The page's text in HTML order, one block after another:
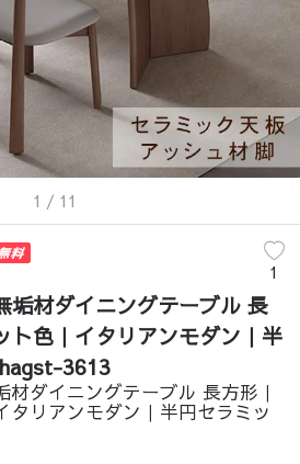
1 / 11
1
垢材ダイニングテーブル 長
ト色｜イタリアンモダン｜半
3613
ダイニングテーブル 長方形｜
タリアンモダン｜半円セラミッ